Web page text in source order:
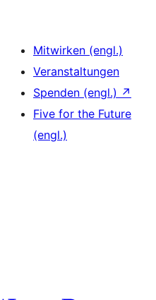
Mitwirken (engl.)
Veranstaltungen
Spenden (engl.) ↗
Five for the Future
(engl.)